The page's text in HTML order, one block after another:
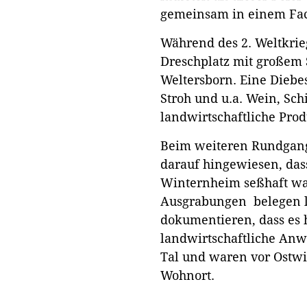
gemeinsam in einem
Während des 2.
Dreschplatz mit
Weltersborn. Eine
Stroh und u.a. Wein,
landwirtschaftliche
Beim weiteren
darauf hingewiesen,
Winternheim seßhaft
Ausgrabungen belegen
dokumentieren, dass es
landwirtschaftliche
Tal und waren vor
Wohnort.